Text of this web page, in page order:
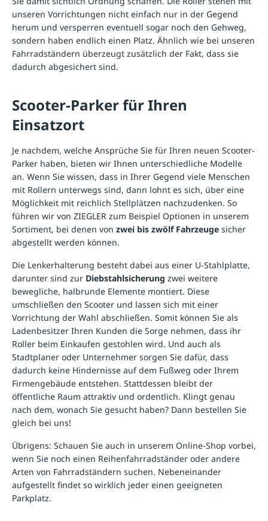
unseren Vorrichtungen nicht einfach nur in der Gegend
herum und versperren eventuell sogar noch den Gehweg,
sondern haben endlich einen Platz. Ähnlich wie bei unseren
Fahrradständern überzeugt zusätzlich der Fakt, dass sie
dadurch abgesichert sind.
Scooter-Parker für Ihren
Einsatzort
Je nachdem, welche Ansprüche Sie für Ihren neuen Scooter-
Parker haben, bieten wir Ihnen unterschiedliche Modelle
an. Wenn Sie wissen, dass in Ihrer Gegend viele Menschen
mit Rollern unterwegs sind, dann lohnt es sich, über eine
Möglichkeit mit reichlich Stellplätzen nachzudenken. So
führen wir von ZIEGLER zum Beispiel Optionen in unserem
Sortiment, bei denen von zwei bis zwölf Fahrzeuge sicher
abgestellt werden können.
Die Lenkerhalterung besteht dabei aus einer U-Stahlplatte,
darunter sind zur Diebstahlsicherung zwei weitere
bewegliche, halbrunde Elemente montiert. Diese
umschließen den Scooter und lassen sich mit einer
Vorrichtung der Wahl abschließen. Somit können Sie als
Ladenbesitzer Ihren Kunden die Sorge nehmen, dass ihr
Roller beim Einkaufen gestohlen wird. Und auch als
Stadtplaner oder Unternehmer sorgen Sie dafür, dass
dadurch keine Hindernisse auf dem Fußweg oder Ihrem
Firmengebäude entstehen. Stattdessen bleibt der
öffentliche Raum attraktiv und ordentlich. Klingt genau
nach dem, wonach Sie gesucht haben? Dann bestellen Sie
gleich bei uns!
Übrigens: Schauen Sie auch in unserem Online-Shop vorbei,
wenn Sie noch einen Reihenfahrradständer oder andere
Arten von Fahrradständern suchen. Nebeneinander
aufgestellt findet so wirklich jeder einen geeigneten
Parkplatz.